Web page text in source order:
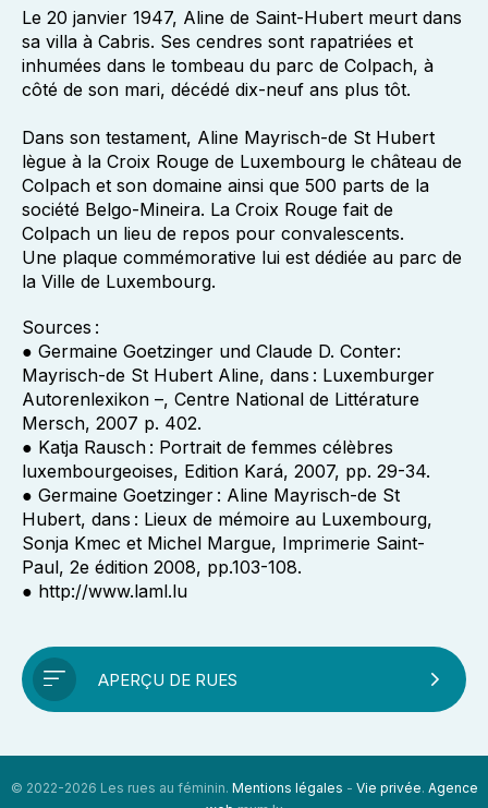
Le 20 janvier 1947, Aline de Saint-Hubert meurt dans
sa villa à Cabris. Ses cendres sont rapatriées et
inhumées dans le tombeau du parc de Colpach, à
côté de son mari, décédé dix-neuf ans plus tôt.
Dans son testament, Aline Mayrisch-de St Hubert
lègue à la Croix Rouge de Luxembourg le château de
Colpach et son domaine ainsi que 500 parts de la
société Belgo-Mineira. La Croix Rouge fait de
Colpach un lieu de repos pour convalescents.
Une plaque commémorative lui est dédiée au parc de
la Ville de Luxembourg.
Sources :
● Germaine Goetzinger und Claude D. Conter:
Mayrisch-de St Hubert Aline, dans : Luxemburger
Autorenlexikon –, Centre National de Littérature
Mersch, 2007 p. 402.
● Katja Rausch : Portrait de femmes célèbres
luxembourgeoises, Edition Kará, 2007, pp. 29-34.
● Germaine Goetzinger : Aline Mayrisch-de St
Hubert, dans : Lieux de mémoire au Luxembourg,
Sonja Kmec et Michel Margue, Imprimerie Saint-
Paul, 2e édition 2008, pp.103-108.
● http://www.laml.lu
APERÇU DE RUES
© 2022-2026 Les rues au féminin. Mentions légales - Vie privée. Agence